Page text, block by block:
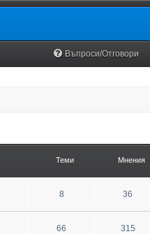
Въпроси/Отговори
Теми Мнения
8 36
66 315